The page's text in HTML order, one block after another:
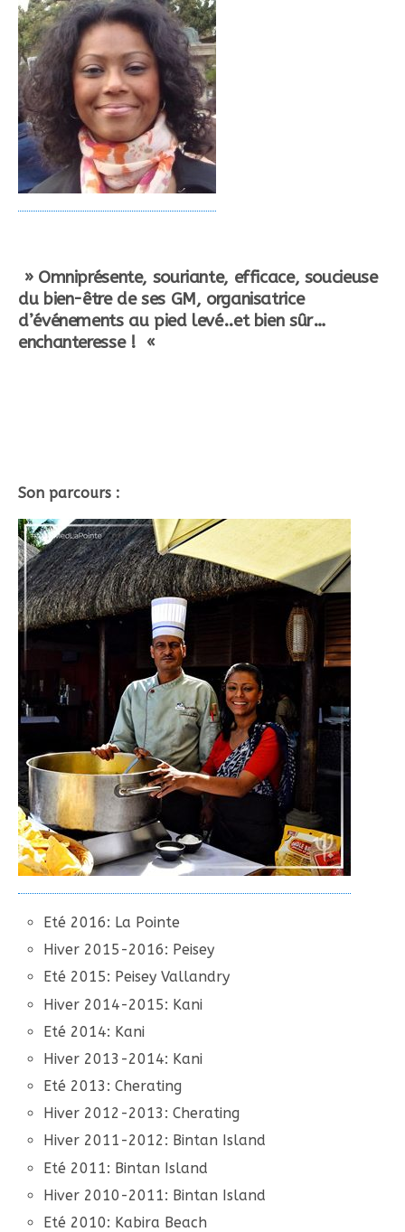
» Omniprésente, souriante, efficace, soucieuse
du bien-être de ses GM, organisatrice
d’événements au pied levé..et bien sûr…
enchanteresse ! «
Son parcours :
Eté 2016: La Pointe
Hiver 2015-2016: Peisey
Eté 2015: Peisey Vallandry
Hiver 2014-2015: Kani
Eté 2014: Kani
Hiver 2013-2014: Kani
Eté 2013: Cherating
Hiver 2012-2013: Cherating
Hiver 2011-2012: Bintan Island
Eté 2011: Bintan Island
Hiver 2010-2011: Bintan Island
Eté 2010: Kabira Beach